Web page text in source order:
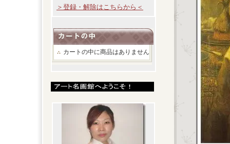
＞登録・解除はこちらから＜
カートの中に商品はありません